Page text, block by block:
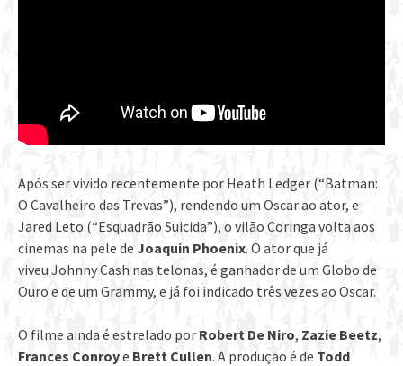
Após ser vivido recentemente por Heath Ledger (“Batman:
O Cavalheiro das Trevas”), rendendo um Oscar ao ator, e
Jared Leto (“Esquadrão Suicida”), o vilão Coringa volta aos
cinemas na pele de Joaquin Phoenix. O ator que já
viveu Johnny Cash nas telonas, é ganhador de um Globo de
Ouro e de um Grammy, e já foi indicado três vezes ao Oscar.
O filme ainda é estrelado por Robert De Niro, Zazie Beetz,
Frances Conroye Brett Cullen. A produção é de Todd